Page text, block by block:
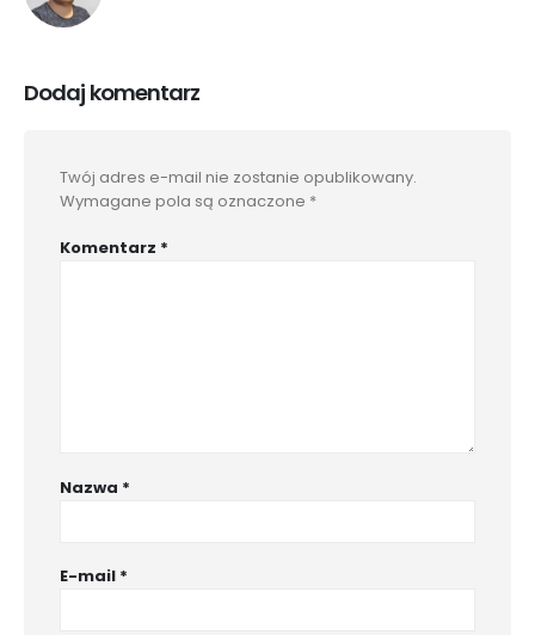
Dodaj komentarz
Twój adres e-mail nie zostanie opublikowany.
Wymagane pola są oznaczone *
Komentarz *
Nazwa *
E-mail *